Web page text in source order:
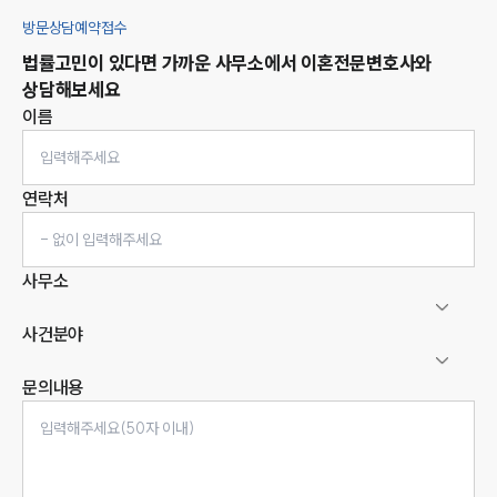
방문상담예약접수
법률고민이 있다면 가까운 사무소에서 이혼전문변호사와
상담해보세요
이름
연락처
사무소
사건분야
문의내용